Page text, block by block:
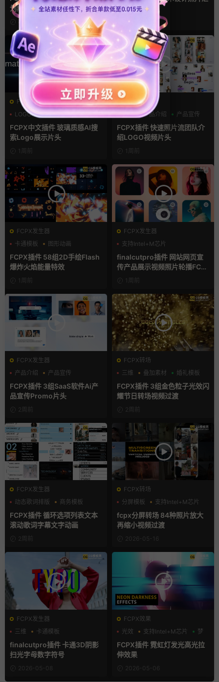
划痕复古视频过渡
聚LOGO动画
4天前
FCPX发生器
LOGO动画
商务模板
支持Intel+M芯片
FCPX中文插件 玻璃质感AI搜
索Logo展示片头
1周前
FCPX发生器
三维
产品介绍 产品宣传
FCPX插件 快速照片流团队介
绍LOGO视频片头
1周前
FCPX发生器
卡通模板
图形动画
手绘风
FCPX插件 58组2D手绘Flash
爆炸火焰能量特效
1周前
FCPX发生器
支持Intel+M芯片
finalcutpro插件 网站网页宣
传产品展示视频照片轮播FCP
X插件1周前
FCPX发生器
产品介绍
产品宣传
产品展示
FCPX插件 3组SaaS软件Ai产
品宣传Promo片头
2周前
FCPX转场
三维
叠加素材 婚礼模板
FCPX插件 3组金色粒子光效闪
耀节日转场视频过渡
2周前
FCPX发生器
动态歌词排版
商务模板
字幕模板
FCPX插件 循环选项列表文本
滚动歌词字幕文字动画
2周前
FCPX转场
分屏模板
支持Intel+M芯片
照片墙
fcpx分屏转场 84种照片放大
再缩小视频过渡
2026-05-16
FCPX发生器
三维
卡通模板
支持Intel+M芯片
finalcutpro插件 卡通3D阴影
扫光字母数字符号
2026-05-08
FCPX效果
光效
支持Intel+M芯片 梦
FCPX插件 霓虹灯发光高光拉
伸效果
2026-05-06